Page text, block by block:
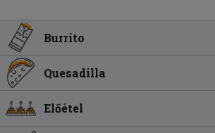
Burrito
Quesadilla
Előétel